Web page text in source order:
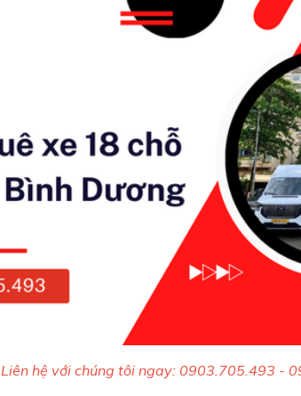
Liên hệ với chúng tôi ngay: 0903.705.493 -